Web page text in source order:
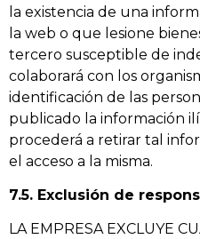
la existencia de una
la web o que lesione
tercero susceptible de
colaborará con los
identificación de las
publicado la información
procederá a retirar tal
el acceso a la misma.
7.5. Exclusión de
LA EMPRESA EXCLUYE